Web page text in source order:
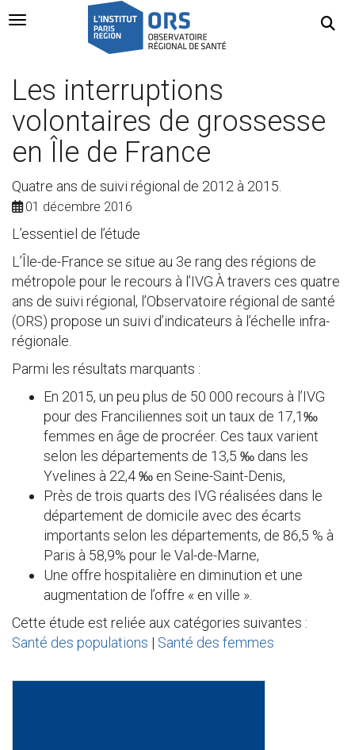
Navigation Toggle
Les interruptions
volontaires de grossesse
en Île de France
Quatre ans de suivi régional de 2012 à 2015.
01 décembre 2016
L’essentiel de l’étude
L’Île-de-France se situe au 3e rang des régions de
métropole pour le recours à l’IVG.À travers ces quatre
ans de suivi régional, l’Observatoire régional de santé
(ORS) propose un suivi d’indicateurs à l’échelle infra-
régionale.
Parmi les résultats marquants :
En 2015, un peu plus de 50 000 recours à l’IVG
pour des Franciliennes soit un taux de 17,1‰
femmes en âge de procréer. Ces taux varient
selon les départements de 13,5 ‰ dans les
Yvelines à 22,4 ‰ en Seine-Saint-Denis,
Près de trois quarts des IVG réalisées dans le
département de domicile avec des écarts
importants selon les départements, de 86,5 % à
Paris à 58,9% pour le Val-de-Marne,
Une offre hospitalière en diminution et une
augmentation de l’offre « en ville ».
Cette étude est reliée aux catégories suivantes :
Santé des populations | Santé des femmes